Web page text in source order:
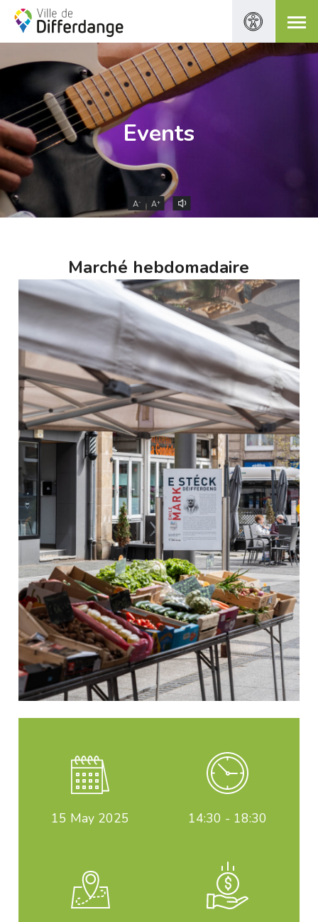
Events
A- A+
Marché hebdomadaire
15 May 2025 14:30 - 18:30